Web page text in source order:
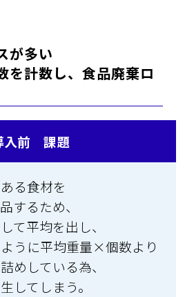
が多い
を計数し、食品廃棄ロ
入前 課題
る食材を
するため、
て平均を出し、
うに平均重量×個数より
めしている為、
してしまう。